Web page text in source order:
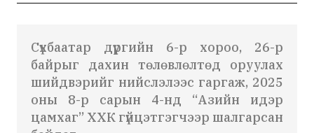
Сүхбаатар дүүргийн 6-р хороо, 26-р
байрыг дахин төлөвлөлтөд оруулах
шийдвэрийг нийслэлээс гаргаж, 2025
оны 8-р сарын 4-нд “Азийн идэр
цамхаг” ХХК гүйцэтгэгчээр шалгарсан